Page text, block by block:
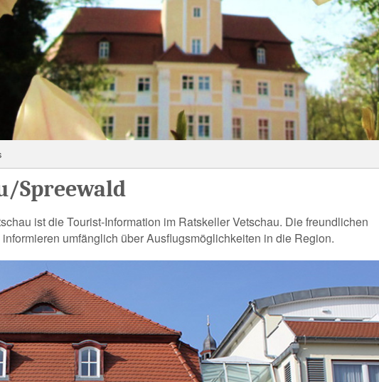
Spreewald
ist die Tourist-Information im Ratskeller Vetschau. Die freundlichen
umfänglich über Ausflugsmöglichkeiten in die Region.